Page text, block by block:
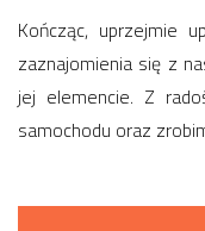
Kończąc, uprzejmie
zaznajomienia się z
jej elemencie. Z
samochodu oraz